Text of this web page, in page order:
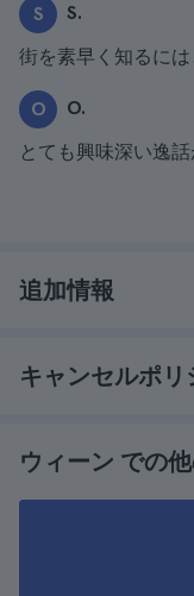
S S.
街を素早く知るには
O O.
とても興味深い逸
追加情報
キャンセルポリ
ウィーン での